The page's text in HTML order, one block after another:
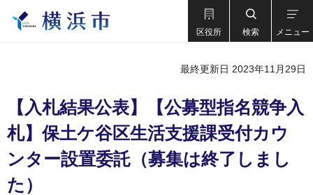
区役所 検索 メニュー
最終更新日 2023年11月29日
【入札結果公表】【公募型指名競争入
札】保土ケ谷区生活支援課受付カウ
ンター設置委託（募集は終了しまし
た）